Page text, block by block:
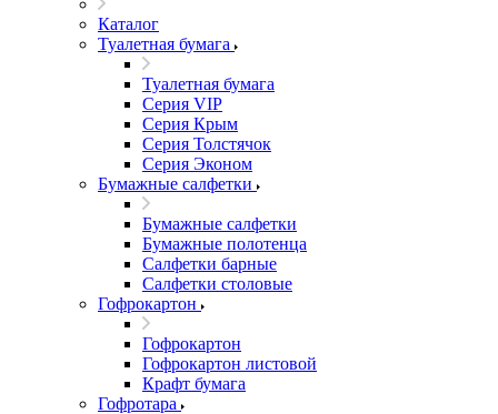
Каталог
Туалетная бумага
Туалетная бумага
Серия VIP
Серия Крым
Серия Толстячок
Серия Эконом
Бумажные салфетки
Бумажные салфетки
Бумажные полотенца
Салфетки барные
Салфетки столовые
Гофрокартон
Гофрокартон
Гофрокартон листовой
Крафт бумага
Гофротара